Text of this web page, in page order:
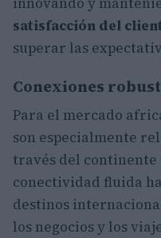
satisfacción del
superar las
Conexiones
Para el mercado
son especialmente
través del
conectividad fluida
destinos
los negocios y los